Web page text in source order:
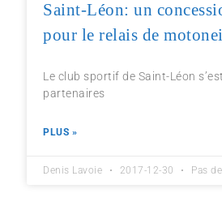
Saint-Léon: un
pour le relais de
Le club sportif de Saint-Léon
partenaires
PLUS »
Denis Lavoie 2017-12-30 Pas